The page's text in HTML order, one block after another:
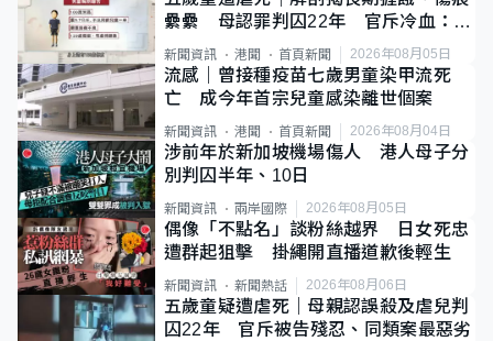
纍纍 母認罪判囚22年 官斥冷血：同
類案最惡劣
新聞資訊 港聞 首頁新聞 2026年08月05日
流感｜曾接種疫苗七歲男童染甲流死
亡 成今年首宗兒童感染離世個案
新聞資訊 港聞 首頁新聞 2026年08月04日
涉前年於新加坡機場傷人 港人母子分
別判囚半年、10日
新聞資訊 兩岸國際 2026年08月05日
偶像「不點名」談粉絲越界 日女死忠
遭群起狙擊 掛繩開直播道歉後輕生
新聞資訊 新聞熱話 2026年08月06日
五歲童疑遭虐死｜母親認誤殺及虐兒判
囚22年 官斥被告殘忍、同類案最惡劣